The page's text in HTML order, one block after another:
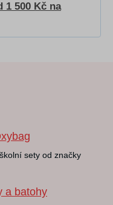
1 500 Kč na
sety od značky
a batohy